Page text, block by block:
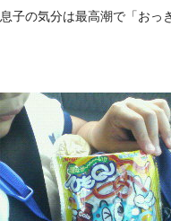
子の気分は最高潮で「お